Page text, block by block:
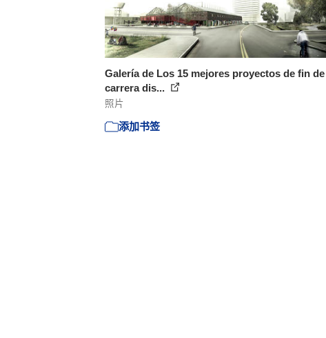
Galería de Los 15 mejores proyectos de fin de
carrera dis...
照片
添加书签